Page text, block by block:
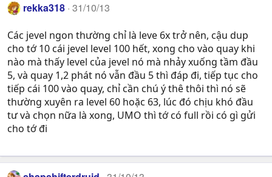
rekka318 31/10/13
Các jevel ngon thường chỉ là leve 6x trở nên, cậu dup
cho tớ 10 cái jevel level 100 hết, xong cho vào quay khi
nào mà thấy level của jevel nó mà nhảy xuống tầm đầu
5, và quay 1,2 phát nó vẫn đầu 5 thì đáp đi, tiếp tục cho
tiếp cái 100 vào quay, chỉ cần chú ý thê thôi thì nó sẽ
thường xuyên ra level 60 hoặc 63, lúc đó chịu khó đầu
tư và chọn nữa là xong, UMO thì tớ có full rồi có gì gửi
cho tớ đi